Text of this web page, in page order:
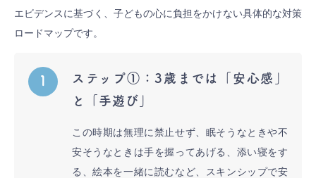
エビデンスに基づく、子どもの心に負担をかけない具体的な対策
ロードマップです。
1
ステップ①：3歳までは「安心感」
と「手遊び」
この時期は無理に禁止せず、眠そうなときや不
安そうなときは手を握ってあげる、添い寝をす
る、絵本を一緒に読むなど、スキンシップで安